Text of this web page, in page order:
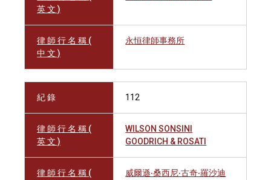
英 文 )
律 師 行 名 稱 (
中 文 )
永恒律師事務所
紀 錄 112
律 師 行 名 稱 (
英 文 )
WILSON SONSINI
GOODRICH & ROSATI
律 師 行 名 稱 (
威爾遜‧桑西尼‧古奇‧羅沙迪